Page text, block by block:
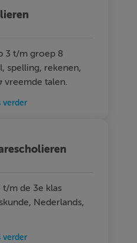
3 t/m groep 8
spelling, rekenen,
vreemde talen.
verder
t/m de 3e klas
Nederlands,
verder